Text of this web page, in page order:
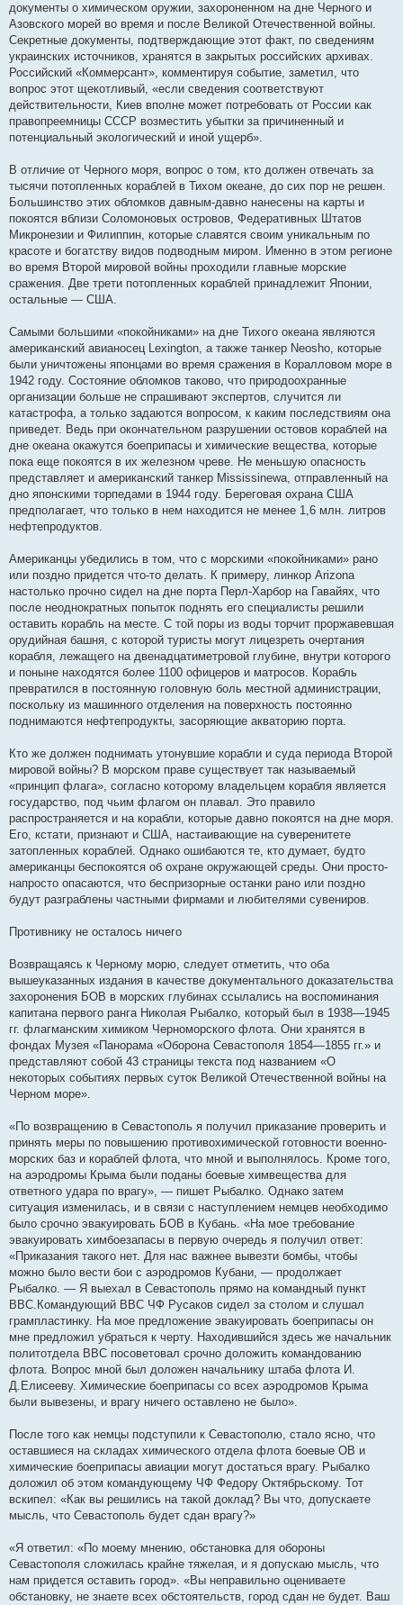
документы о химическом оружии, захороненном на дне Черного и
Азовского морей во время и после Великой Отечественной войны.
Секретные документы, подтверждающие этот факт, по сведениям
украинских источников, хранятся в закрытых российских архивах.
Российский «Коммерсант», комментируя событие, заметил, что
вопрос этот щекотливый, «если сведения соответствуют
действительности, Киев вполне может потребовать от России как
правопреемницы СССР возместить убытки за причиненный и
потенциальный экологический и иной ущерб».
В отличие от Черного моря, вопрос о том, кто должен отвечать за
тысячи потопленных кораблей в Тихом океане, до сих пор не решен.
Большинство этих обломков давным-давно нанесены на карты и
покоятся вблизи Соломоновых островов, Федеративных Штатов
Микронезии и Филиппин, которые славятся своим уникальным по
красоте и богатству видов подводным миром. Именно в этом регионе
во время Второй мировой войны проходили главные морские
сражения. Две трети потопленных кораблей принадлежит Японии,
остальные — США.
Самыми большими «покойниками» на дне Тихого океана являются
американский авианосец Lexington, а также танкер Neosho, которые
были уничтожены японцами во время сражения в Коралловом море в
1942 году. Состояние обломков таково, что природоохранные
организации больше не спрашивают экспертов, случится ли
катастрофа, а только задаются вопросом, к каким последствиям она
приведет. Ведь при окончательном разрушении остовов кораблей на
дне океана окажутся боеприпасы и химические вещества, которые
пока еще покоятся в их железном чреве. Не меньшую опасность
представляет и американский танкер Mississinewa, отправленный на
дно японскими торпедами в 1944 году. Береговая охрана США
предполагает, что только в нем находится не менее 1,6 млн. литров
нефтепродуктов.
Американцы убедились в том, что с морскими «покойниками» рано
или поздно придется что-то делать. К примеру, линкор Arizona
настолько прочно сидел на дне порта Перл-Харбор на Гавайях, что
после неоднократных попыток поднять его специалисты решили
оставить корабль на месте. С той поры из воды торчит проржавевшая
орудийная башня, с которой туристы могут лицезреть очертания
корабля, лежащего на двенадцатиметровой глубине, внутри которого
и поныне находятся более 1100 офицеров и матросов. Корабль
превратился в постоянную головную боль местной администрации,
поскольку из машинного отделения на поверхность постоянно
поднимаются нефтепродукты, засоряющие акваторию порта.
Кто же должен поднимать утонувшие корабли и суда периода Второй
мировой войны? В морском праве существует так называемый
«принцип флага», согласно которому владельцем корабля является
государство, под чьим флагом он плавал. Это правило
распространяется и на корабли, которые давно покоятся на дне моря.
Его, кстати, признают и США, настаивающие на суверенитете
затопленных кораблей. Однако ошибаются те, кто думает, будто
американцы беспокоятся об охране окружающей среды. Они просто-
напросто опасаются, что беспризорные останки рано или поздно
будут разграблены частными фирмами и любителями сувениров.
Противнику не осталось ничего
Возвращаясь к Черному морю, следует отметить, что оба
вышеуказанных издания в качестве документального доказательства
захоронения БОВ в морских глубинах ссылались на воспоминания
капитана первого ранга Николая Рыбалко, который был в 1938—1945
гг. флагманским химиком Черноморского флота. Они хранятся в
фондах Музея «Панорама «Оборона Севастополя 1854—1855 гг.» и
представляют собой 43 страницы текста под названием «О
некоторых событиях первых суток Великой Отечественной войны на
Черном море».
«По возвращению в Севастополь я получил приказание проверить и
принять меры по повышению противохимической готовности военно-
морских баз и кораблей флота, что мной и выполнялось. Кроме того,
на аэродромы Крыма были поданы боевые химвещества для
ответного удара по врагу», — пишет Рыбалко. Однако затем
ситуация изменилась, и в связи с наступлением немцев необходимо
было срочно эвакуировать БОВ в Кубань. «На мое требование
эвакуировать химбоезапасы в первую очередь я получил ответ:
«Приказания такого нет. Для нас важнее вывезти бомбы, чтобы
можно было вести бои с аэродромов Кубани, — продолжает
Рыбалко. — Я выехал в Севастополь прямо на командный пункт
ВВС.Командующий ВВС ЧФ Русаков сидел за столом и слушал
грампластинку. На мое предложение эвакуировать боеприпасы он
мне предложил убраться к черту. Находившийся здесь же начальник
политотдела ВВС посоветовал срочно доложить командованию
флота. Вопрос мной был доложен начальнику штаба флота И.
Д.Елисееву. Химические боеприпасы со всех аэродромов Крыма
были вывезены, и врагу ничего оставлено не было».
После того как немцы подступили к Севастополю, стало ясно, что
оставшиеся на складах химического отдела флота боевые ОВ и
химические боеприпасы авиации могут достаться врагу. Рыбалко
доложил об этом командующему ЧФ Федору Октябрьскому. Тот
вскипел: «Как вы решились на такой доклад? Вы что, допускаете
мысль, что Севастополь будет сдан врагу?»
«Я ответил: «По моему мнению, обстановка для обороны
Севастополя сложилась крайне тяжелая, и я допускаю мысль, что
нам придется оставить город». «Вы неправильно оцениваете
обстановку, не знаете всех обстоятельств, город сдан не будет. Ваш